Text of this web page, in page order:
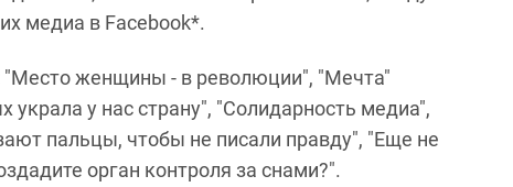
медиа в Facebook*.
женщины - в революции", "Мечта"
у нас страну", "Солидарность медиа",
пальцы, чтобы не писали правду", "Еще не
орган контроля за снами?".